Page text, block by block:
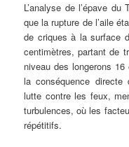
L’analyse de l’épave
que la rupture de l’aile
de criques à la surface
centimètres, partant de
niveau des longerons
la conséquence
lutte contre les feux,
turbulences, où les
répétitifs.